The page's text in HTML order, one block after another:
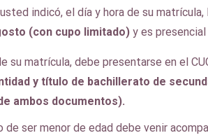
indicó, el día y hora de su matrícula,
(con cupo limitado)y es presencial
su matrícula, debe presentarse en el
y título de bachillerato de
ambos documentos).
de ser menor de edad debe venir